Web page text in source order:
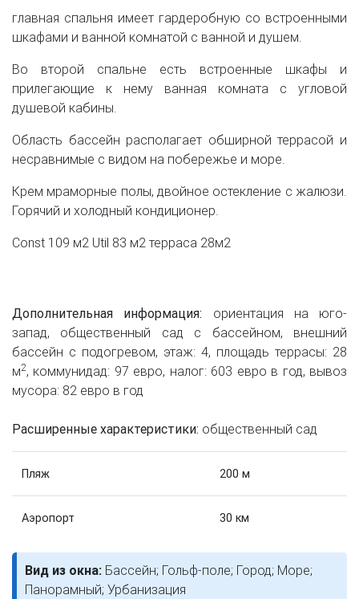
главная спальня имеет гардеробную со встроенными
шкафами и ванной комнатой с ванной и душем.
Во второй спальне есть встроенные шкафы и
прилегающие к нему ванная комната с угловой
душевой кабины.
Область бассейн располагает обширной террасой и
несравнимые с видом на побережье и море.
Крем мраморные полы, двойное остекление с жалюзи.
Горячий и холодный кондиционер.
Const 109 м2 Util 83 м2 терраса 28м2
Дополнительная информация: ориентация на юго-
запад, общественный сад с бассейном, внешний
бассейн с подогревом, этаж: 4, площадь террасы: 28
м2, коммунидад: 97 евро, налог: 603 евро в год, вывоз
мусора: 82 евро в год
Расширенные характеристики: общественный сад
Пляж 200 м
Аэропорт 30 км
Вид из окна: Бассейн; Гольф-поле; Город; Море;
Панорамный; Урбанизация